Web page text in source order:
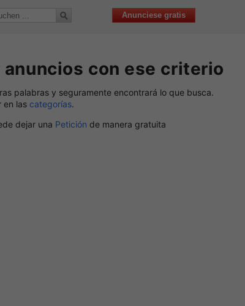
Anunciese gratis
anuncios con ese criterio
palabras y seguramente encontrará lo que busca.
en las categorías.
dejar una Petición de manera gratuita